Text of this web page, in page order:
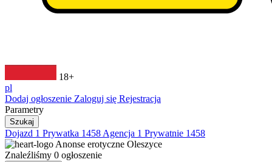
18+
pl
Dodaj ogłoszenie Zaloguj się Rejestracja
Parametry
Szukaj
Dojazd 1 Prywatka 1458 Agencja 1 Prywatnie 1458
Anonse erotyczne Oleszyce
Znaleźliśmy 0 ogłoszenie